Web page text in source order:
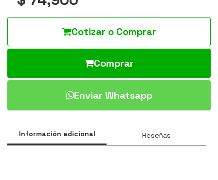
Cotizar o Comprar
Comprar
Enviar Whatsapp
Información adicional Reseñas